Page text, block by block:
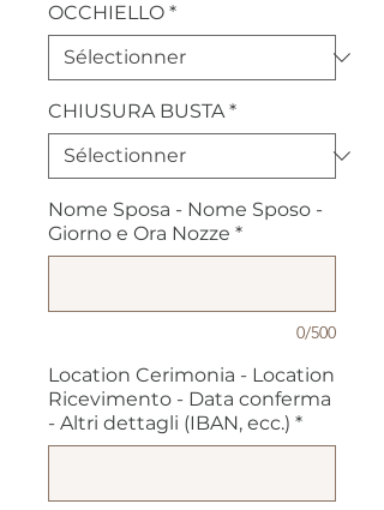
OCCHIELLO *
CHIUSURA BUSTA *
Nome Sposa - Nome Sposo -
Giorno e Ora Nozze *
0/500
Location Cerimonia - Location
Ricevimento - Data conferma
- Altri dettagli (IBAN, ecc.) *